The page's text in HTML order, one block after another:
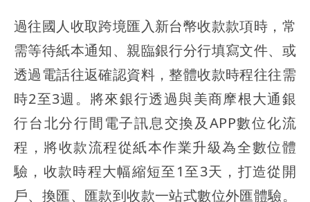
過往國人收取跨境匯入新台幣收款款項時，常
需等待紙本通知、親臨銀行分行填寫文件、或
透過電話往返確認資料，整體收款時程往往需
時2至3週。將來銀行透過與美商摩根大通銀
行台北分行間電子訊息交換及APP數位化流
程，將收款流程從紙本作業升級為全數位體
驗，收款時程大幅縮短至1至3天，打造從開
戶、換匯、匯款到收款一站式數位外匯體驗。